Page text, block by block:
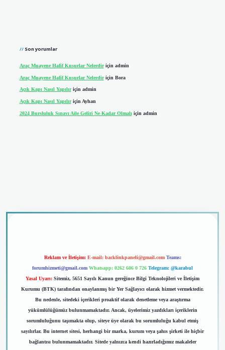
Son yorumlar
Araç Muayene Hafif Kusurlar Nelerdiriçin admin
Araç Muayene Hafif Kusurlar Nelerdiriçin Bora
Açık Kapı Nasıl Yapılıriçin admin
Açık Kapı Nasıl Yapılıriçin Ayhan
2024 Bursluluk Sınavı Aile Geliri Ne Kadar Olmalıiçin admin
Reklam ve İletişim: E-mail: backlinkpaneli@gmail.com Teams:
forumhizmeti@gmail.com Whatsapp: 0262 606 0 726 Telegram: @karabul
Yasal Uyarı: Sitemiz, 5651 Sayılı Kanun gereğince Bilgi Teknolojileri ve İletişim
Kurumu (BTK) tarafından onaylanmış bir Yer Sağlayıcı olarak hizmet vermektedir.
Bu nedenle, sitedeki içerikleri proaktif olarak denetleme veya araştırma
yükümlülüğümüz bulunmamaktadır. Ancak, üyelerimiz yazdıkları içeriklerin
sorumluluğunu taşımakta olup, siteye üye olarak bu sorumluluğu kabul etmiş
sayılırlar. Bu internet sitesi, herhangi bir marka, kurum veya şahıs şirketi ile hiçbir
bağlantısı bulunmamaktadır. Sitede yalnızca kendi hazırladığımız makaleler